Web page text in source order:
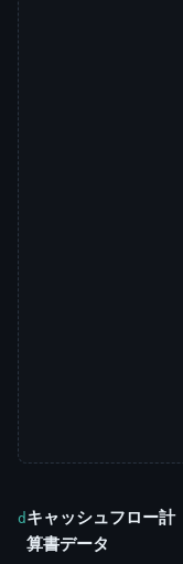
d キャッシュフロー計
算書データ